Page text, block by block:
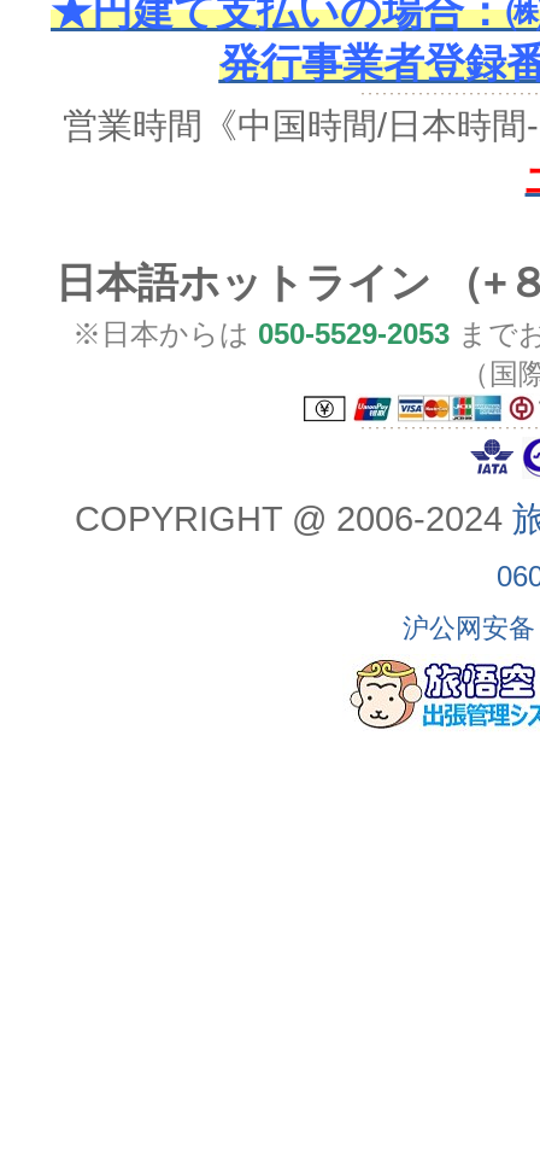
★円建て支払いの場合：
発行事業者登録
営業時間 《中国時間/日本時
日本語ホットライン （+
※日本からは 050-5529-2053 まで
（国
COPYRIGHT @ 2006-2024
沪公网安